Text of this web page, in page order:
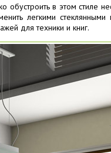
обустроить в этом стиле
легкими
для техники и книг.